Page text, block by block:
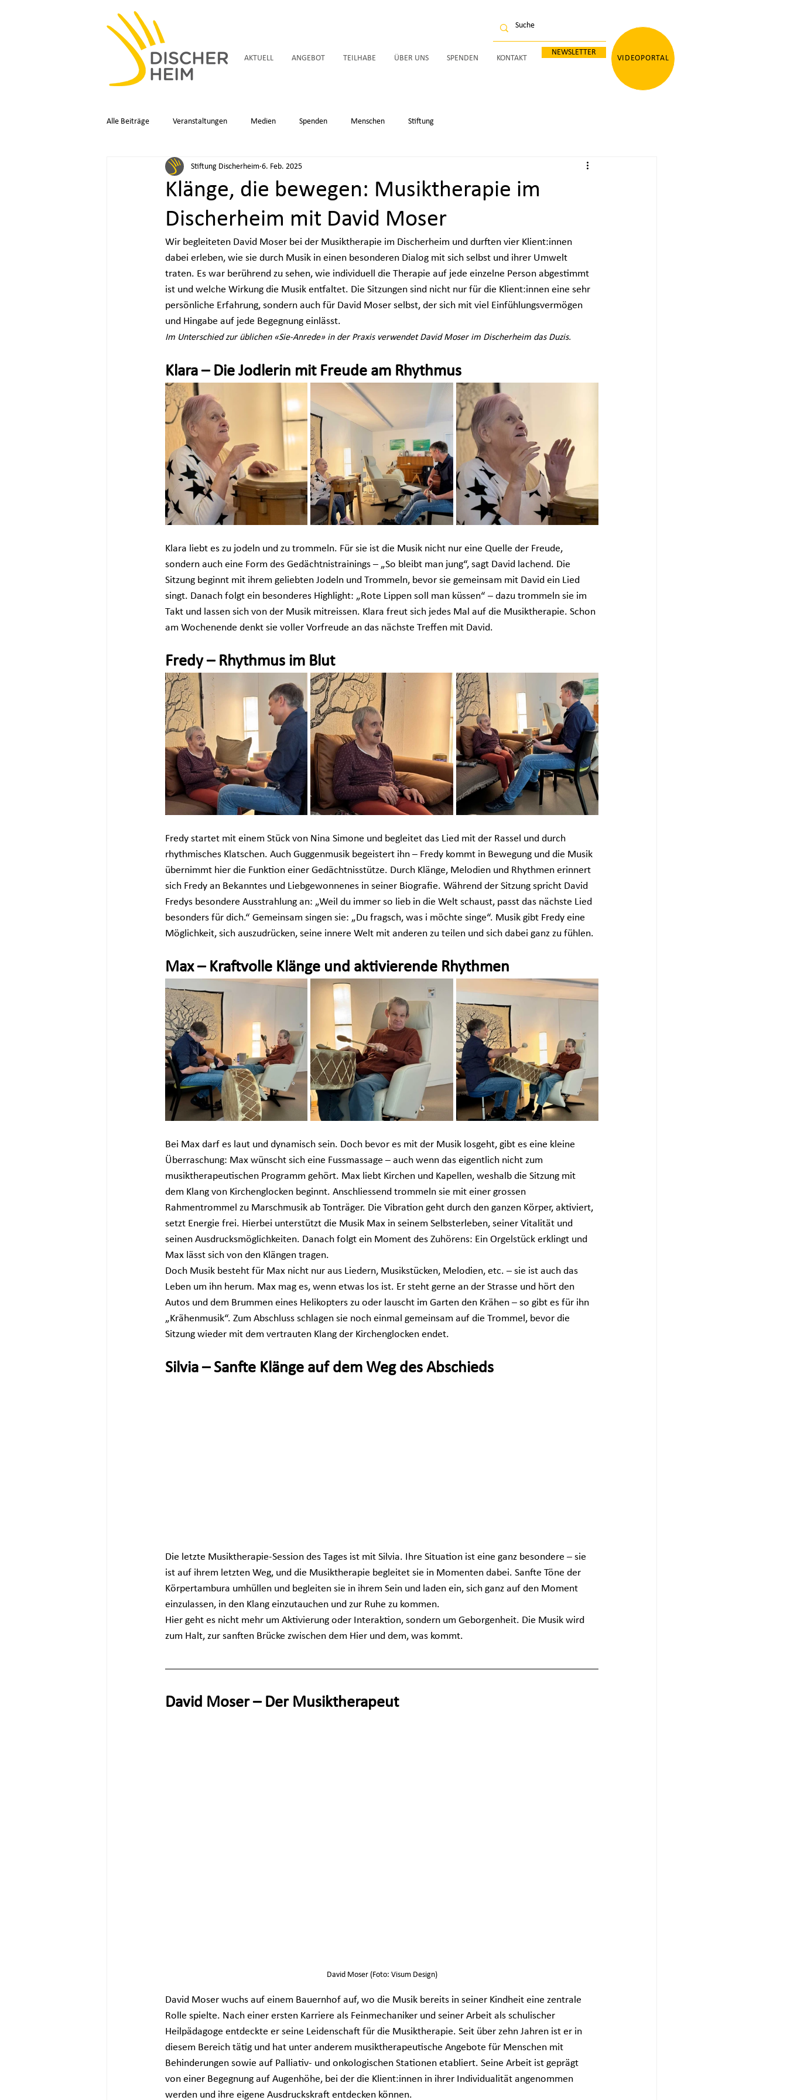
AKTUELL ANGEBOT TEILHABE ÜBER UNS SPENDEN KONTAKT
NEWSLETTER
VIDEOPORTAL
Alle Beiträge Veranstaltungen Medien Spenden Menschen Stiftung
Klänge, die bewegen: Musiktherapie im
Discherheim mit David Moser
Stiftung Discherheim 6. Feb. 2025
Wir begleiteten David Moser bei der Musiktherapie im Discherheim und durften vier Klient:innen
dabei erleben, wie sie durch Musik in einen besonderen Dialog mit sich selbst und ihrer Umwelt
traten. Es war berührend zu sehen, wie individuell die Therapie auf jede einzelne Person abgestimmt
ist und welche Wirkung die Musik entfaltet. Die Sitzungen sind nicht nur für die Klient:innen eine sehr
persönliche Erfahrung, sondern auch für David Moser selbst, der sich mit viel Einfühlungsvermögen
und Hingabe auf jede Begegnung einlässt.
Im Unterschied zur üblichen «Sie-Anrede» in der Praxis verwendet David Moser im Discherheim das Duzis.
Klara – Die Jodlerin mit Freude am Rhythmus
Klara liebt es zu jodeln und zu trommeln. Für sie ist die Musik nicht nur eine Quelle der Freude,
sondern auch eine Form des Gedächtnistrainings – „So bleibt man jung“, sagt David lachend. Die
Sitzung beginnt mit ihrem geliebten Jodeln und Trommeln, bevor sie gemeinsam mit David ein Lied
singt. Danach folgt ein besonderes Highlight: „Rote Lippen soll man küssen“ – dazu trommeln sie im
Takt und lassen sich von der Musik mitreissen. Klara freut sich jedes Mal auf die Musiktherapie. Schon
am Wochenende denkt sie voller Vorfreude an das nächste Treffen mit David.
Fredy – Rhythmus im Blut
Fredy startet mit einem Stück von Nina Simone und begleitet das Lied mit der Rassel und durch
rhythmisches Klatschen. Auch Guggenmusik begeistert ihn – Fredy kommt in Bewegung und die Musik
übernimmt hier die Funktion einer Gedächtnisstütze. Durch Klänge, Melodien und Rhythmen erinnert
sich Fredy an Bekanntes und Liebgewonnenes in seiner Biografie. Während der Sitzung spricht David
Fredys besondere Ausstrahlung an: „Weil du immer so lieb in die Welt schaust, passt das nächste Lied
besonders für dich.“ Gemeinsam singen sie: „Du fragsch, was i möchte singe“. Musik gibt Fredy eine
Möglichkeit, sich auszudrücken, seine innere Welt mit anderen zu teilen und sich dabei ganz zu fühlen.
Max – Kraftvolle Klänge und aktivierende Rhythmen
Bei Max darf es laut und dynamisch sein. Doch bevor es mit der Musik losgeht, gibt es eine kleine
Überraschung: Max wünscht sich eine Fussmassage – auch wenn das eigentlich nicht zum
musiktherapeutischen Programm gehört. Max liebt Kirchen und Kapellen, weshalb die Sitzung mit
dem Klang von Kirchenglocken beginnt. Anschliessend trommeln sie mit einer grossen
Rahmentrommel zu Marschmusik ab Tonträger. Die Vibration geht durch den ganzen Körper, aktiviert,
setzt Energie frei. Hierbei unterstützt die Musik Max in seinem Selbsterleben, seiner Vitalität und
seinen Ausdrucksmöglichkeiten. Danach folgt ein Moment des Zuhörens: Ein Orgelstück erklingt und
Max lässt sich von den Klängen tragen.
Doch Musik besteht für Max nicht nur aus Liedern, Musikstücken, Melodien, etc. – sie ist auch das
Leben um ihn herum. Max mag es, wenn etwas los ist. Er steht gerne an der Strasse und hört den
Autos und dem Brummen eines Helikopters zu oder lauscht im Garten den Krähen – so gibt es für ihn
„Krähenmusik“. Zum Abschluss schlagen sie noch einmal gemeinsam auf die Trommel, bevor die
Sitzung wieder mit dem vertrauten Klang der Kirchenglocken endet.
Silvia – Sanfte Klänge auf dem Weg des Abschieds
Die letzte Musiktherapie-Session des Tages ist mit Silvia. Ihre Situation ist eine ganz besondere – sie
ist auf ihrem letzten Weg, und die Musiktherapie begleitet sie in Momenten dabei. Sanfte Töne der
Körpertambura umhüllen und begleiten sie in ihrem Sein und laden ein, sich ganz auf den Moment
einzulassen, in den Klang einzutauchen und zur Ruhe zu kommen.
Hier geht es nicht mehr um Aktivierung oder Interaktion, sondern um Geborgenheit. Die Musik wird
zum Halt, zur sanften Brücke zwischen dem Hier und dem, was kommt.
David Moser – Der Musiktherapeut
David Moser (Foto: Visum Design)
David Moser wuchs auf einem Bauernhof auf, wo die Musik bereits in seiner Kindheit eine zentrale
Rolle spielte. Nach einer ersten Karriere als Feinmechaniker und seiner Arbeit als schulischer
Heilpädagoge entdeckte er seine Leidenschaft für die Musiktherapie. Seit über zehn Jahren ist er in
diesem Bereich tätig und hat unter anderem musiktherapeutische Angebote für Menschen mit
Behinderungen sowie auf Palliativ- und onkologischen Stationen etabliert. Seine Arbeit ist geprägt
von einer Begegnung auf Augenhöhe, bei der die Klient:innen in ihrer Individualität angenommen
werden und ihre eigene Ausdruckskraft entdecken können.